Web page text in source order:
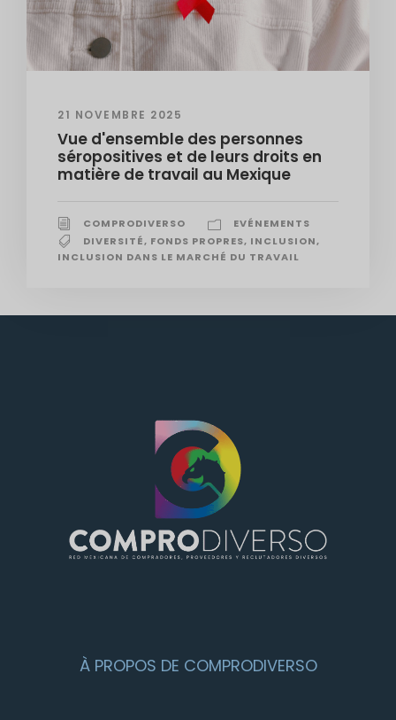
21 NOVEMBRE 2025
Vue d'ensemble des personnes
séropositives et de leurs droits en
matière de travail au Mexique
COMPRODIVERSO
EVÉNEMENTS
DIVERSITÉ, FONDS PROPRES, INCLUSION,
INCLUSION DANS LE MARCHÉ DU TRAVAIL
À PROPOS DE COMPRODIVERSO